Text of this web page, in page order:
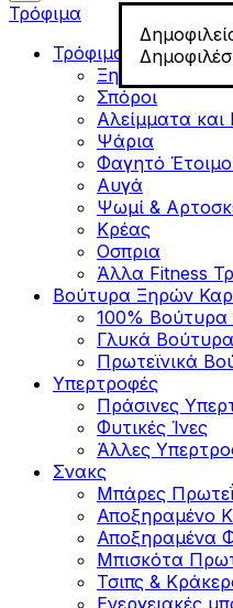
Τρόφιμα
Τρόφιμα για Fitness
Ξηροί Καρποί
Σπόροι
Αλείμματα και
Ψάρια
Φαγητό
Αυγά
Ψωμί &
Κρέας
Οσπρια
Άλλα Fitness
Βούτυρα Ξηρών
100%
Γλυκά
Πρωτεϊνικά
Υπερτροφές
Πράσινες
Φυτικές Ίνες
Άλλες
Σνακς
Μπάρες
Αποξηραμένο
Αποξηραμένα
Μπισκότα
Τσιπς &
Ενεργειακές